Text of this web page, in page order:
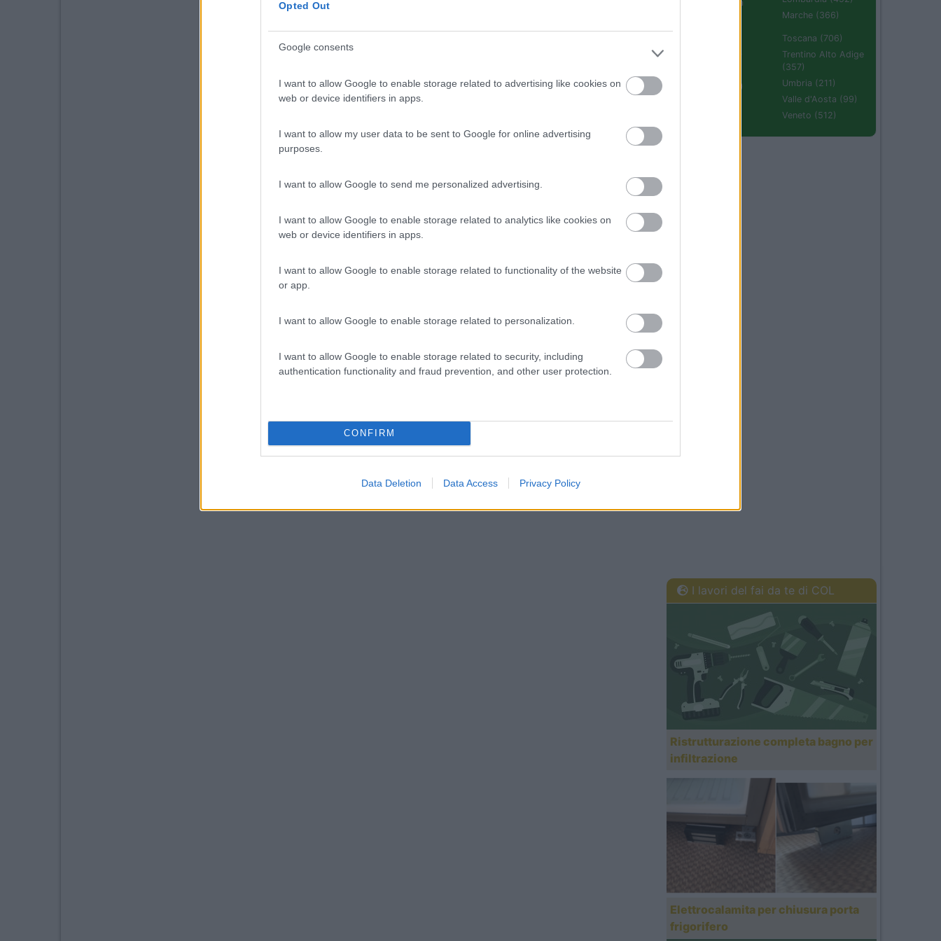
Opted Out
Google consents
I want to allow Google to enable storage related to advertising like cookies on
web or device identifiers in apps.
I want to allow my user data to be sent to Google for online advertising
purposes.
I want to allow Google to send me personalized advertising.
I want to allow Google to enable storage related to analytics like cookies on
web or device identifiers in apps.
I want to allow Google to enable storage related to functionality of the website
or app.
I want to allow Google to enable storage related to personalization.
I want to allow Google to enable storage related to security, including
authentication functionality and fraud prevention, and other user protection.
CONFIRM
Data Deletion Data Access Privacy Policy
Emilia Romagna
Marche (366)
Sardegna (336)
Toscana (706)
Trentino Alto Adige
(357)
Umbria (211)
Valle d'Aosta (99)
Veneto (512)
I lavori del fai da te di COL
Ristrutturazione completa bagno per
infiltrazione
Elettrocalamita per chiusura porta
frigorifero